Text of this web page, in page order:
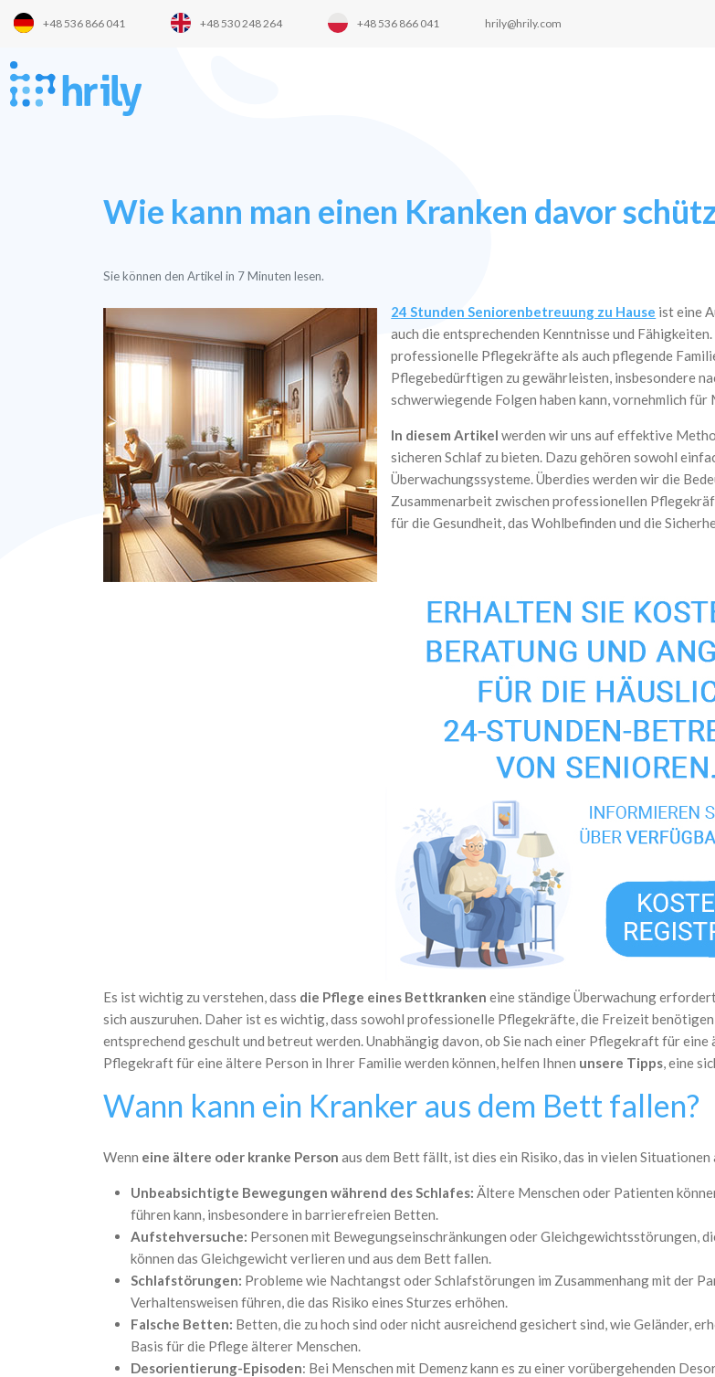
+48 536 866 041 +48 530 248 264 +48 536 866 041 hrily@hrily.com
Wie kann man einen Kranken davor
Sie können den Artikel in 7 Minuten lesen.
24 Stunden Seniorenbetreuung zu Hause ist eine
auch die entsprechenden Kenntnisse und
professionelle Pflegekräfte als auch pflegende
Pflegebedürftigen zu gewährleisten, insbesondere
schwerwiegende Folgen haben kann, vornehmlich
In diesem Artikelwerden wir uns auf effektive
sicheren Schlaf zu bieten. Dazu gehören sowohl
Überwachungssysteme. Überdies werden wir die
Zusammenarbeit zwischen professionellen
für die Gesundheit, das Wohlbefinden und die
Es ist wichtig zu verstehen, dass die Pflege eines Bettkranken eine ständige Überwachung
sich auszuruhen. Daher ist es wichtig, dass sowohl professionelle Pflegekräfte, die Freizeit
entsprechend geschult und betreut werden. Unabhängig davon, ob Sie nach einer Pflegekraft für
Pflegekraft für eine ältere Person in Ihrer Familie werden können, helfen Ihnen unsere Tipps, eine
Wann kann ein Kranker aus dem Bett fallen?
Wenn eine ältere oder kranke Personaus dem Bett fällt, ist dies ein Risiko, das in vielen
Unbeabsichtigte Bewegungen während des Schlafes: Ältere Menschen oder Patienten
führen kann, insbesondere in barrierefreien Betten.
Aufstehversuche: Personen mit Bewegungseinschränkungen oder Gleichgewichtsstörungen,
können das Gleichgewicht verlieren und aus dem Bett fallen.
Schlafstörungen: Probleme wie Nachtangst oder Schlafstörungen im Zusammenhang mit der
Verhaltensweisen führen, die das Risiko eines Sturzes erhöhen.
Falsche Betten: Betten, die zu hoch sind oder nicht ausreichend gesichert sind, wie Geländer,
Basis für die Pflege älterer Menschen.
Desorientierung-Episoden: Bei Menschen mit Demenz kann es zu einer vorübergehenden